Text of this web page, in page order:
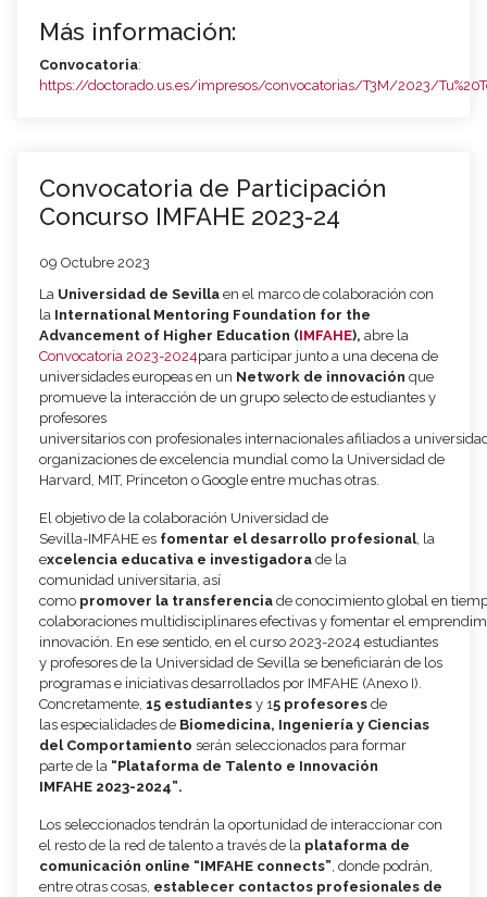
Más información:
Convocatoria:
https://doctorado.us.es/impresos/convocatorias/T3M/2023/
Convocatoria de Participación
Concurso IMFAHE 2023-24
09 Octubre 2023
La Universidad de Sevilla en el marco de colaboración con
la International Mentoring Foundation for the
Advancement of Higher Education (IMFAHE), abre la
Convocatoria 2023-2024para participar junto a una decena de
universidades europeas en un Network de innovación que
promueve la interacción de un grupo selecto de estudiantes y
profesores
universitarios con profesionales internacionales afiliados a
organizaciones de excelencia mundial como la Universidad de
Harvard, MIT, Princeton o Google entre muchas otras
El objetivo de la colaboración Universidad de
Sevilla-IMFAHE es fomentar el desarrollo profesional, la
excelencia educativa e investigadora de la
comunidad universitaria, así
como promover la transferencia de conocimiento global en
colaboraciones multidisciplinares efectivas y fomentar el
innovación. En ese sentido, en el curso 2023-2024 estudiantes
y profesores de la Universidad de Sevilla se beneficiarán de los
programas e iniciativas desarrollados por IMFAHE (Anexo I).
Concretamente, 15 estudiantes y 15 profesores de
las especialidades de Biomedicina, Ingeniería y Ciencias
del Comportamiento serán seleccionados para formar
parte de la “Plataforma de Talento e Innovación
IMFAHE 2023-2024”.
Los seleccionados tendrán la oportunidad de interaccionar con
el resto de la red de talento a través de la plataforma de
comunicación online “IMFAHE connects” , donde podrán,
entre otras cosas, establecer contactos profesionales de